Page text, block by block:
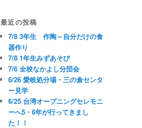
最近の投稿
7/8 3年生 作陶～自分だけの食
器作り
7/8 1年生みずあそび
7/6 全校なかよし分団会
6/26 愛岐処分場・三の倉センタ
ー見学
6/25 台湾オープニングセレモニ
ーへ5・6年が行ってきまし
た！！